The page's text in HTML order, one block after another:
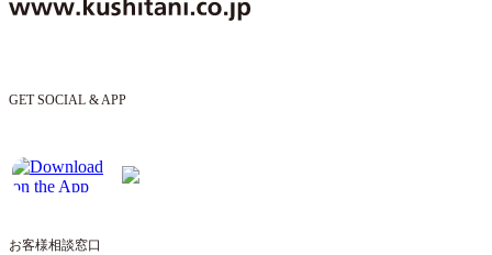
GET SOCIAL & APP
お客様相談窓口